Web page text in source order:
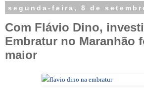
segunda-feira, 8 de
Com Flávio Dino,
Embratur no Maranhão
maior